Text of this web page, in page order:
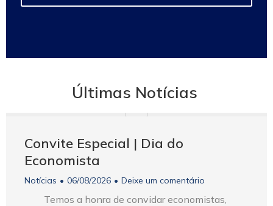
Últimas Notícias
Convite Especial | Dia do
Economista
Notícias 06/08/2026 Deixe um comentário
Temos a honra de convidar economistas,